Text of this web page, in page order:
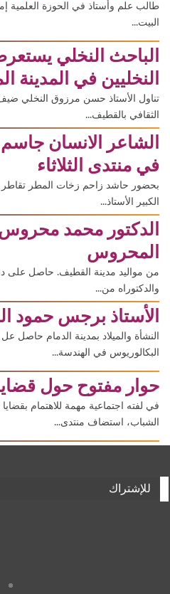
طالب علم وأستاذ في الحوزة العلمية
البيت...
الباحث النخلي
النخليين في المدينة
تناول الأستاذ حسن مرزوق النخلي ضيف
الثقافي بالقطيف...
الشاعر الانسان
في منتدى الثلاثاء
بحضور حاشد زاحم زخات المطر تقاطر
الكبير الأستاذ...
الدكتور محمد
المحروس
من مواليد مدينة القطيف. حاصل على
والدكتوراه من...
الأستاذ برجس حمود
النشأة والميلاد بمدينة الدمام حاصل
البكالوريوس في الهندسة...
حوار مفتوح حول
في لفته اجتماعية مهمة للاهتمام
الشباب، استضاف منتدى...
للإشتراك